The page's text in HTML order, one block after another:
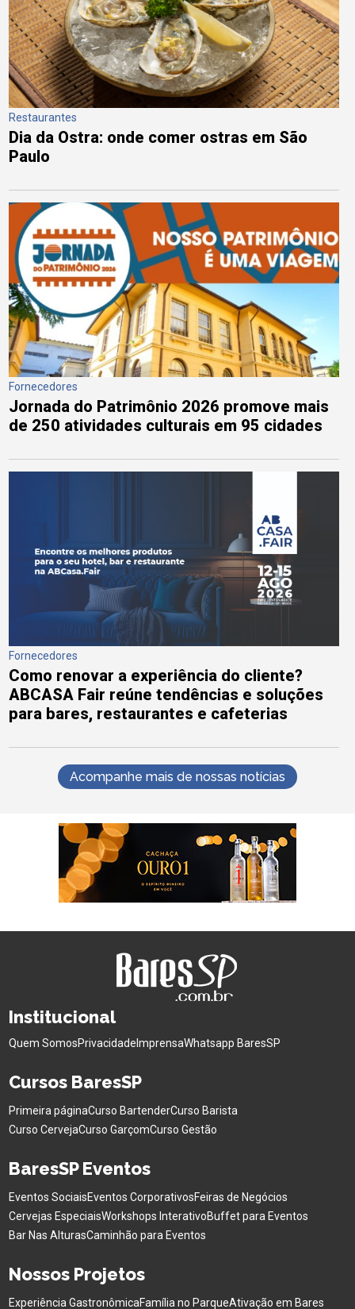
Restaurantes
Dia da Ostra: onde comer ostras em São
Paulo
Fornecedores
Jornada do Patrimônio 2026 promove mais
de 250 atividades culturais em 95 cidades
Fornecedores
Como renovar a experiência do cliente?
ABCASA Fair reúne tendências e soluções
para bares, restaurantes e cafeterias
Acompanhe mais de nossas notícias
Institucional
Quem SomosPrivacidade ImprensaWhatsapp BaresSP
Cursos BaresSP
Primeira páginaCurso BartenderCurso Barista
Curso CervejaCurso GarçomCurso Gestão
BaresSP Eventos
Eventos SociaisEventos CorporativosFeiras de Negócios
Cervejas EspeciaisWorkshops InterativoBuffet para Eventos
Bar Nas AlturasCaminhão para Eventos
Nossos Projetos
Experiência GastronômicaFamília no ParqueAtivação em Bares